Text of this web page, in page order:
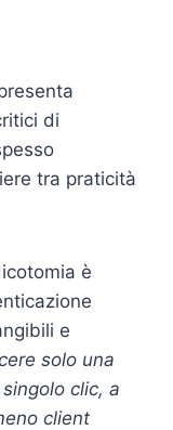
di
tra praticità
è
e
solo una
clic, a
client